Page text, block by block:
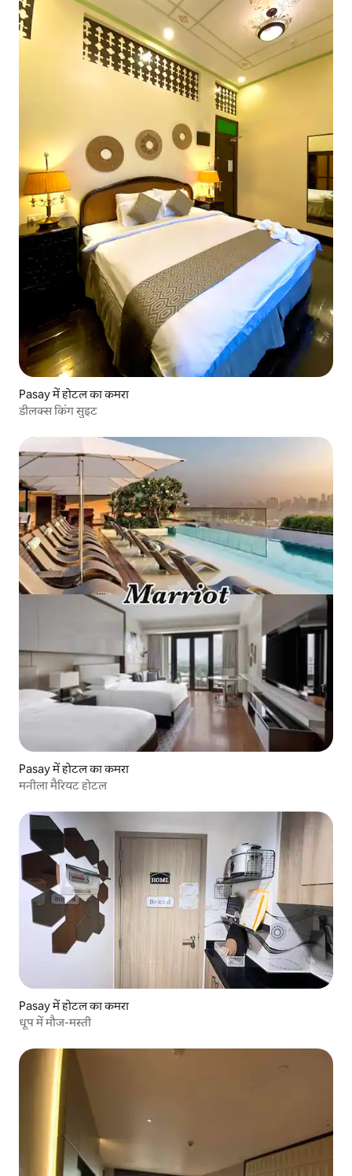
Pasay में होटल का कमरा
डीलक्स किंग सुइट
Pasay में होटल का कमरा
मनीला मैरियट होटल
Pasay में होटल का कमरा
धूप में मौज-मस्ती